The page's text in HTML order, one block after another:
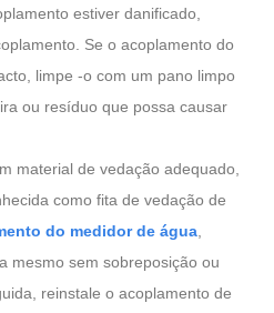
estiver danificado,
Se o acoplamento do
limpe -o com um pano limpo
ou resíduo que possa causar
material de vedação adequado,
como fita de vedação de
do medidor de água
mesmo sem sobreposição ou
reinstale o acoplamento de